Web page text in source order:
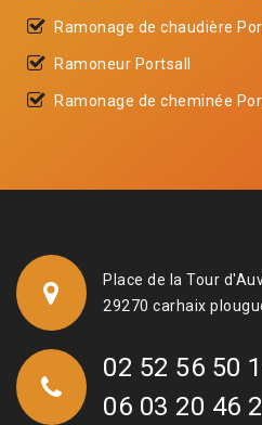
Ramonage de chaudière
Ramoneur Portsall
Ramonage de cheminée
Place de la Tour
29270 carhaix
02 52 56 50
06 03 20 46